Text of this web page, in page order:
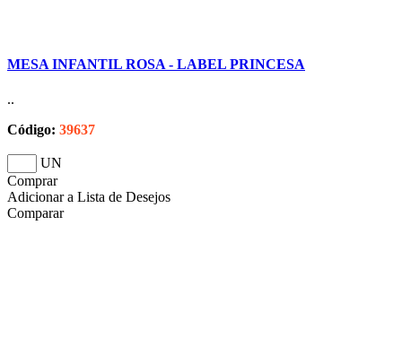
MESA INFANTIL ROSA - LABEL PRINCESA
..
Código: 39637
UN
Comprar
Adicionar a Lista de Desejos
Comparar